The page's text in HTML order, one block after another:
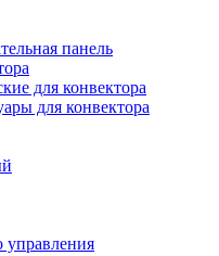
панель
для конвектора
для конвектора
управления